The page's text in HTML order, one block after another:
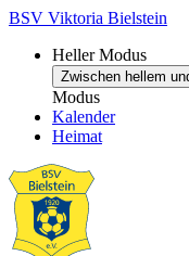
BSV Viktoria Bielstein
Heller Modus
Zwischen hellem
Modus
Kalender
Heimat